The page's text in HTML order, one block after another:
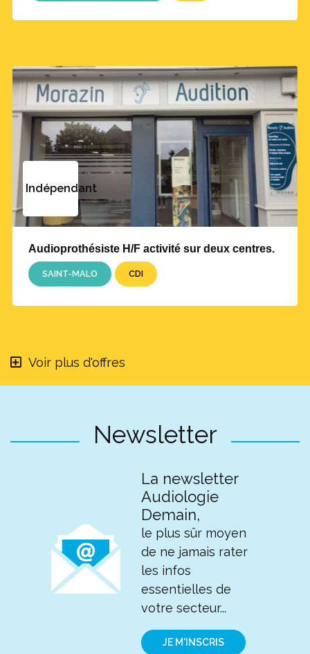
Indépendant
Audioprothésiste H/F activité sur deux centres.
SAINT-MALO CDI
Voir plus d'offres
Newsletter
La newsletter
Audiologie
Demain,
le plus sûr moyen
de ne jamais rater
les infos
essentielles de
votre secteur...
JE M'INSCRIS